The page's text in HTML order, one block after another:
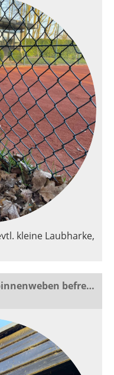
kleine Laubharke,
Dachüberstände u.Ä. von Spinnenweben befreien